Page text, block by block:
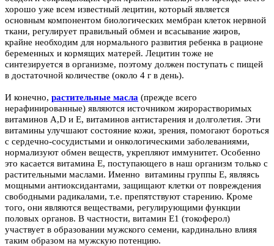
хорошо уже всем известный лецитин, который является
основным компонентом биологических мембран клеток нервной
ткани, регулирует правильный обмен и всасывание жиров,
крайне необходим для нормального развития ребенка в рационе
беременных и кормящих матерей. Лецитин тоже не
синтезируется в организме, поэтому должен поступать с пищей
в достаточной количестве (около 4 г в день).
И конечно, растительные масла (прежде всего
нерафинированные) являются источником жирорастворимых
витаминов A,D и Е, витаминов антистарения и долголетия. Эти
витамины улучшают состояние кожи, зрения, помогают бороться
с сердечно-сосудистыми и онкологическими заболеваниями,
нормализуют обмен веществ, укрепляют иммунитет. Особенно
это касается витамина Е, поступающего в наш организм только с
растительными маслами. Именно витамины группы Е, являясь
мощными антиоксидантами, защищают клетки от повреждения
свободными радикалами, т.е. препятствуют старению. Кроме
того, они являются веществами, регулирующими функции
половых органов. В частности, витамин Е1 (токоферол)
участвует в образовании мужского семени, кардинально влияя
таким образом на мужскую потенцию.